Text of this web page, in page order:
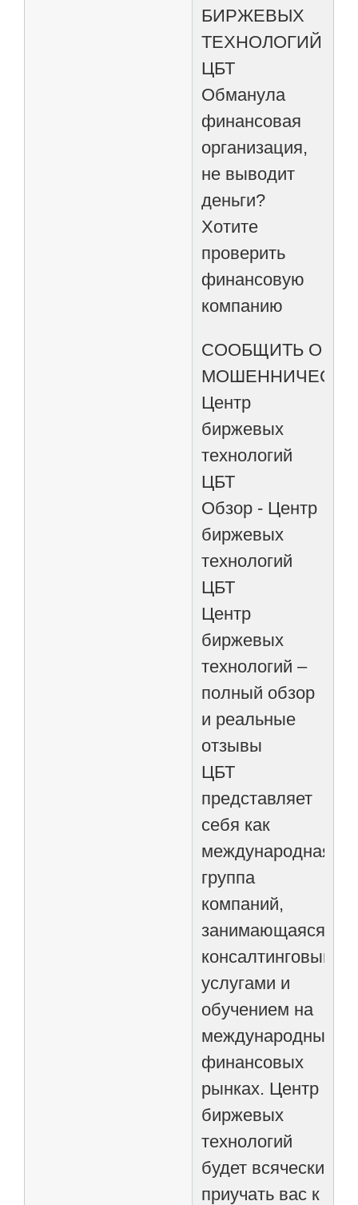
БИРЖЕВЫХ
ТЕХНОЛОГИЙ
ЦБТ
Обманула
финансовая
организация,
не выводит
деньги?
Хотите
проверить
финансовую
компанию
СООБЩИТЬ О
Центр
биржевых
технологий
ЦБТ
Обзор - Центр
биржевых
технологий
ЦБТ
Центр
биржевых
технологий –
полный обзор
и реальные
отзывы
ЦБТ
представляет
себя как
международная
группа
компаний,
занимающаяся
консалтинговыми
услугами и
обучением на
международных
финансовых
рынках. Центр
биржевых
технологий
будет всячески
приучать вас к